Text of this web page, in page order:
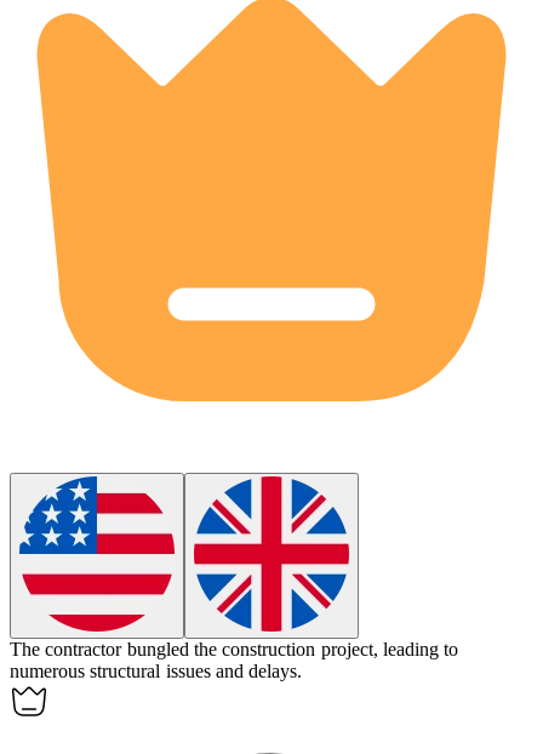
The contractor bungled the construction project, leading to
numerous structural issues and delays.